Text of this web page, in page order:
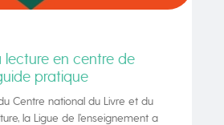
lecture en centre de
pratique
Centre national du Livre et du
la Ligue de l’enseignement a